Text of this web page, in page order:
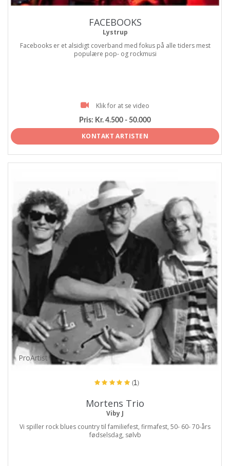
FACEBOOKS
Lystrup
Facebooks er et alsidigt coverband med fokus på alle tiders mest
populære pop- og rockmusi
Klik for at se video
Pris: Kr. 4.500 - 50.000
KONTAKT ARTISTEN
ProArtist
(1)
Mortens Trio
Viby J
Vi spiller rock blues country til familiefest, firmafest, 50- 60- 70-års
fødselsdag, sølvb